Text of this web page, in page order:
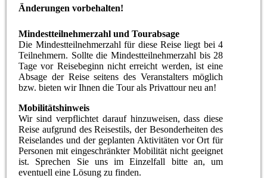
Änderungen vorbehalten!
Mindestteilnehmerzahl und Tourabsage
Die Mindestteilnehmerzahl für diese Reise liegt bei 4
Teilnehmern. Sollte die Mindestteilnehmerzahl bis 28
Tage vor Reisebeginn nicht erreicht werden, ist eine
Absage der Reise seitens des Veranstalters möglich
bzw. bieten wir Ihnen die Tour als Privattour neu an!
Mobilitätshinweis
Wir sind verpflichtet darauf hinzuweisen, dass diese
Reise aufgrund des Reisestils, der Besonderheiten des
Reiselandes und der geplanten Aktivitäten vor Ort für
Personen mit eingeschränkter Mobilität nicht geeignet
ist. Sprechen Sie uns im Einzelfall bitte an, um
eventuell eine Lösung zu finden.